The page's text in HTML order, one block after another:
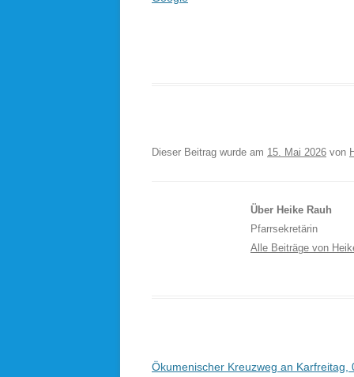
Dieser Beitrag wurde am 15. Mai 2026 von
Über Heike Rauh
Pfarrsekretärin
Alle Beiträge von
Beitragsnavigation
Ökumenischer Kreuzweg an Karfreitag,